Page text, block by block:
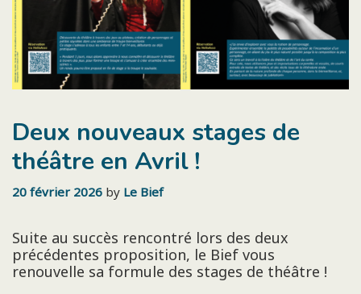
Deux nouveaux stages de
théâtre en Avril !
20 février 2026 by Le Bief
Suite au succès rencontré lors des deux
précédentes proposition, le Bief vous
renouvelle sa formule des stages de théâtre !